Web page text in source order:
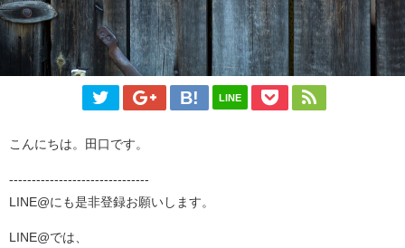
LINE
こんにちは。田口です。
-------------------------------
LINE@にも是非登録お願いします。
LINE@では、